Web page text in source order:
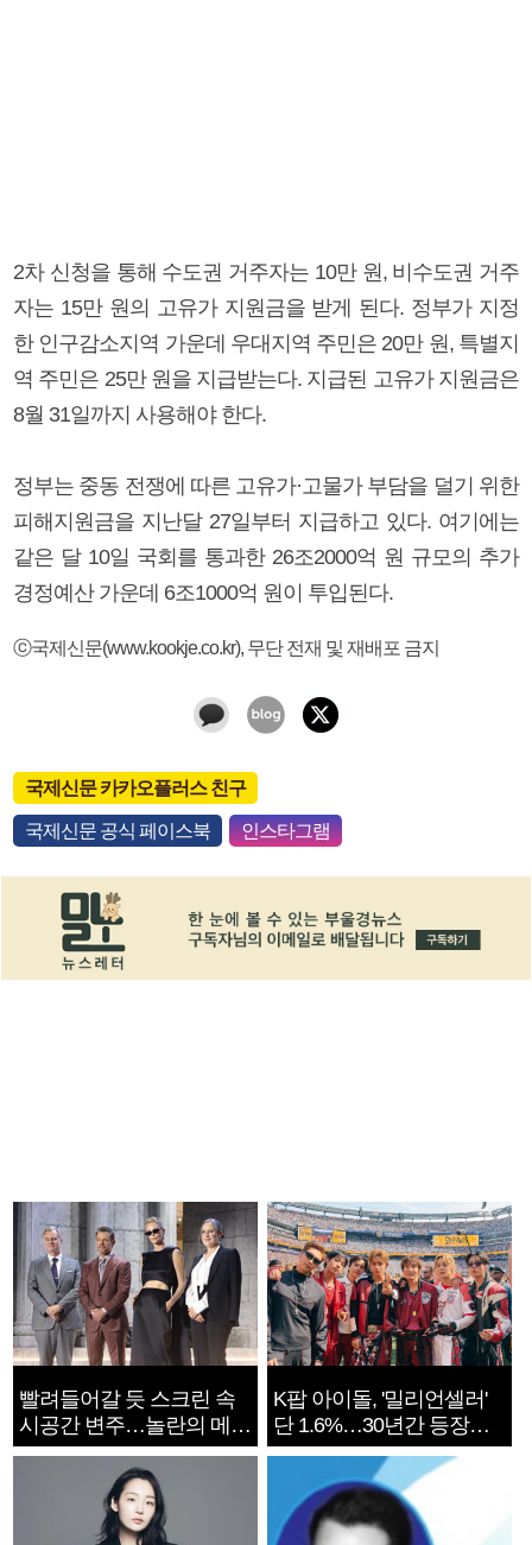
2차 신청을 통해 수도권 거주자는 10만 원, 비수도권 거주
자는 15만 원의 고유가 지원금을 받게 된다. 정부가 지정
한 인구감소지역 가운데 우대지역 주민은 20만 원, 특별지
역 주민은 25만 원을 지급받는다. 지급된 고유가 지원금은
8월 31일까지 사용해야 한다.
정부는 중동 전쟁에 따른 고유가·고물가 부담을 덜기 위한
피해지원금을 지난달 27일부터 지급하고 있다. 여기에는
같은 달 10일 국회를 통과한 26조2000억 원 규모의 추가
경정예산 가운데 6조1000억 원이 투입된다.
ⓒ국제신문(www.kookje.co.kr), 무단 전재 및 재배포 금지
국제신문 카카오플러스 친구
국제신문 공식 페이스북 인스타그램
빨려들어갈 듯 스크린 속
시공간 변주…놀란의 메시
지는 ‘전쟁 속죄’
K팝 아이돌, '밀리언셀러'
단 1.6%…30년간 등장
1182개팀 전수조사